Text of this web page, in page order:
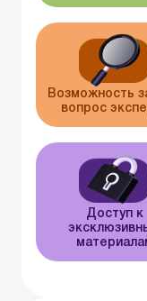
Возможность
вопрос
Доступ к